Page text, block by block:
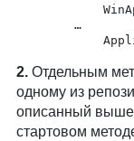
2. Отдельным
одному из
описанный выше
стартовом